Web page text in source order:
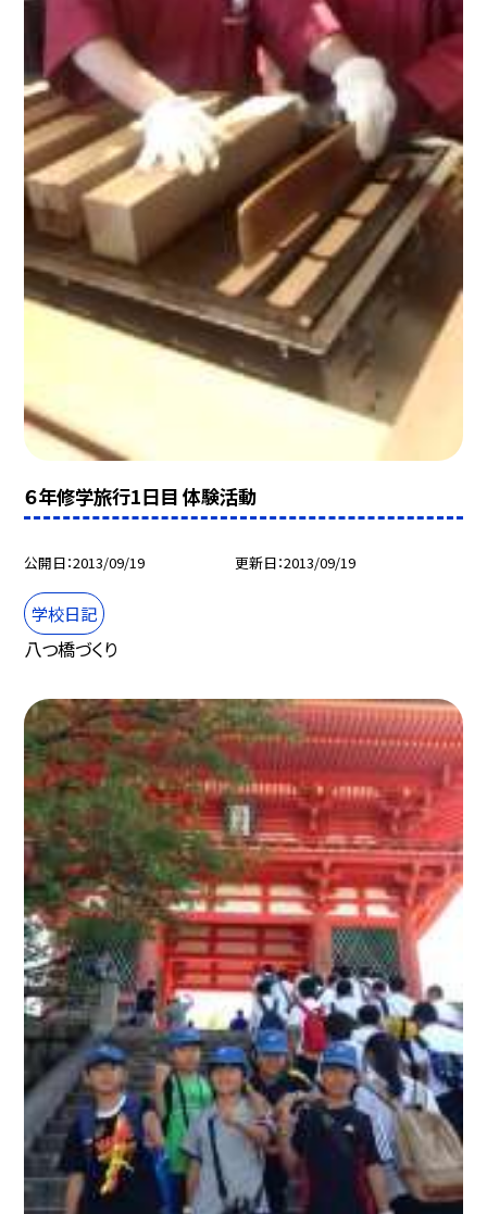
６年修学旅行1日目 体験活動
公開日 2013/09/19 更新日 2013/09/19
学校日記
八つ橋づくり